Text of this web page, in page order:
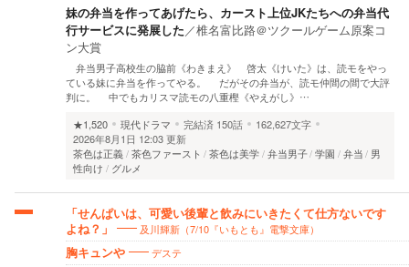
妹の弁当を作ってあげたら、カースト上位JKたちへの弁当代
行サービスに発展した／椎名富比路＠ツクールゲーム原案コ
ン大賞
弁当男子高校生の脇前《わきまえ》 啓太《けいた》は、読モをやっ
ている妹に弁当を作ってやる。 だがその弁当が、読モ仲間の間で大評
判に。 中でもカリスマ読モの八重樫《やえがし》…
★1,520
現代ドラマ 完結済 150話
162,627文字
2026年8月1日 12:03 更新
茶色は正義 茶色ファースト 茶色は美学 弁当男子 学園 弁当
男
性向け
グルメ
「せんぱいは、可愛い後輩と飲みにいきたくて仕方ないです
よね？」
及川輝新（7/10『いもとも』電撃文庫）
胸キュンや デステ